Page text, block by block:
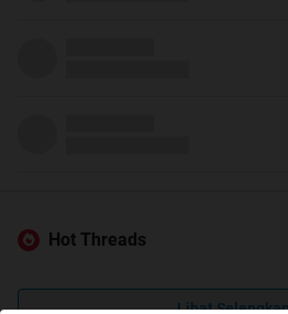
Hot Threads
Lihat